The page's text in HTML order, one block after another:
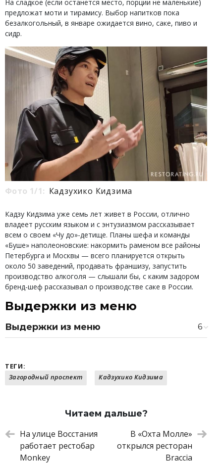
На сладкое (если останется место, порции не маленькие)
предложат моти и тирамису. Выбор напитков пока
безалкогольный, в январе ожидается вино, саке, пиво и
сидр.
Фото 1/1: Кадзухико Кидзима
Кадзу Кидзима уже семь лет живет в России, отлично
владеет русским языком и с энтузиазмом рассказывает
всем о своем «Чу до»-детище. Планы шефа и команды
«Буше» наполеоновские: накормить раменом все районы
Петербурга и Москвы — всего планируется открыть
около 50 заведений, продавать франшизу, запустить
производство алкоголя — слышали бы, с каким задором
бренд-шеф рассказывал о производстве саке в России.
Выдержки из меню
Выдержки из меню
6
Гедза с креветками
Мисо-рамен
ТЕГИ:
Загородный проспект
Кадзухико Кидзима
Читаем дальше?
На улице Восстания
работает рестобар
Monkey
В «Охта Молле»
открылся ресторан
Braccia